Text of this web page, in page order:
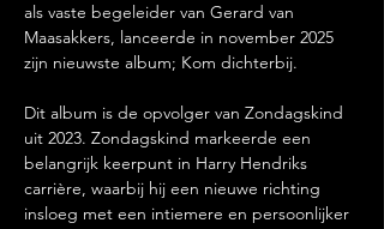
als vaste begeleider van Gerard van
Maasakkers, lanceerde in november 2025
zijn nieuwste album; Kom dichterbij.
Dit album is de opvolger van Zondagskind
uit 2023. Zondagskind markeerde een
belangrijk keerpunt in Harry Hendriks
carrière, waarbij hij een nieuwe richting
insloeg met een intiemere en persoonlijker